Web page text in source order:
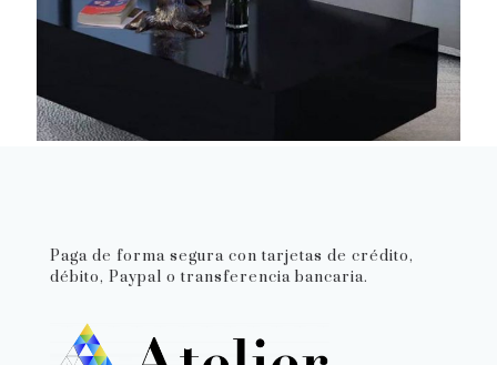
Paga de forma segura con tarjetas de crédito,
débito, Paypal o transferencia bancaria.